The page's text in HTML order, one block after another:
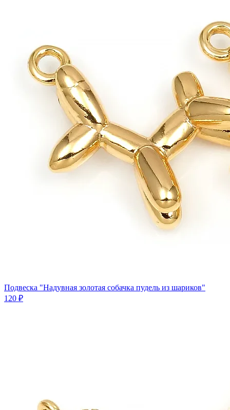
Подвеска "Надувная золотая собачка пудель из шариков"
120 ₽